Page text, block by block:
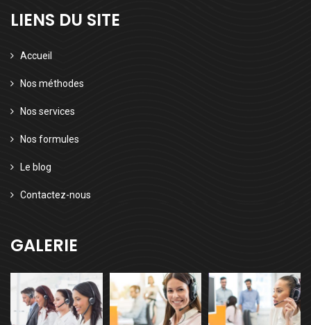
LIENS DU SITE
Accueil
Nos méthodes
Nos services
Nos formules
Le blog
Contactez-nous
GALERIE